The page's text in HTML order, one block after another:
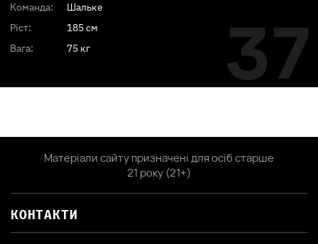
Команда:
Шальке
Ріст:
185 см
Вага:
75 кг 37
Матеріали сайту призначені для осіб старше
21 року (21+)
КОНТАКТИ